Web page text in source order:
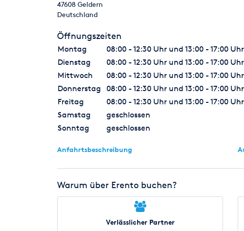
47608 Geldern
Deutschland
Öffnungszeiten
Montag
08:00 - 12:30 Uhr und 13:00 - 17:00 Uhr
Dienstag
08:00 - 12:30 Uhr und 13:00 - 17:00 Uhr
Mittwoch
08:00 - 12:30 Uhr und 13:00 - 17:00 Uhr
Donnerstag
08:00 - 12:30 Uhr und 13:00 - 17:00 Uhr
Freitag
08:00 - 12:30 Uhr und 13:00 - 17:00 Uhr
Samstag
geschlossen
Sonntag
geschlossen
Anfahrtsbeschreibung
Warum über Erento buchen?
Verlässlicher Partner